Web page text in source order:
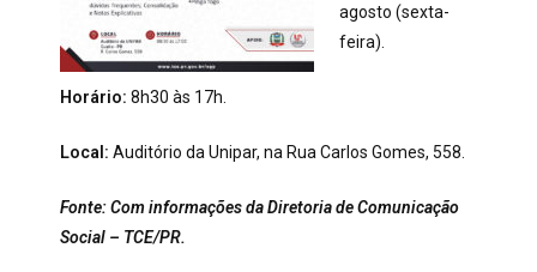
agosto (sexta-
feira).
Horário: 8h30 às 17h.
Local: Auditório da Unipar, na Rua Carlos Gomes, 558.
Fonte: Com informações da Diretoria de Comunicação
Social – TCE/PR.